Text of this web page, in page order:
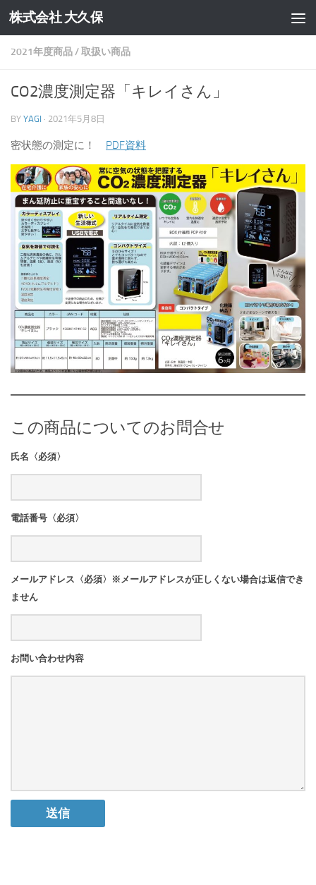
コンテンツへスキップ
株式会社 大久保
2021年度商品/取扱い商品
CO2濃度測定器「キレイさん」
BY YAGI · 2021年5月8日
密状態の測定に！ PDF資料
この商品についてのお問合せ
氏名〈必須〉
電話番号〈必須〉
メールアドレス〈必須〉※メールアドレスが正しくない場合は返信でき
ません
お問い合わせ内容